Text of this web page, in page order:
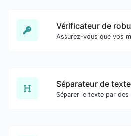
Séparateur de texte